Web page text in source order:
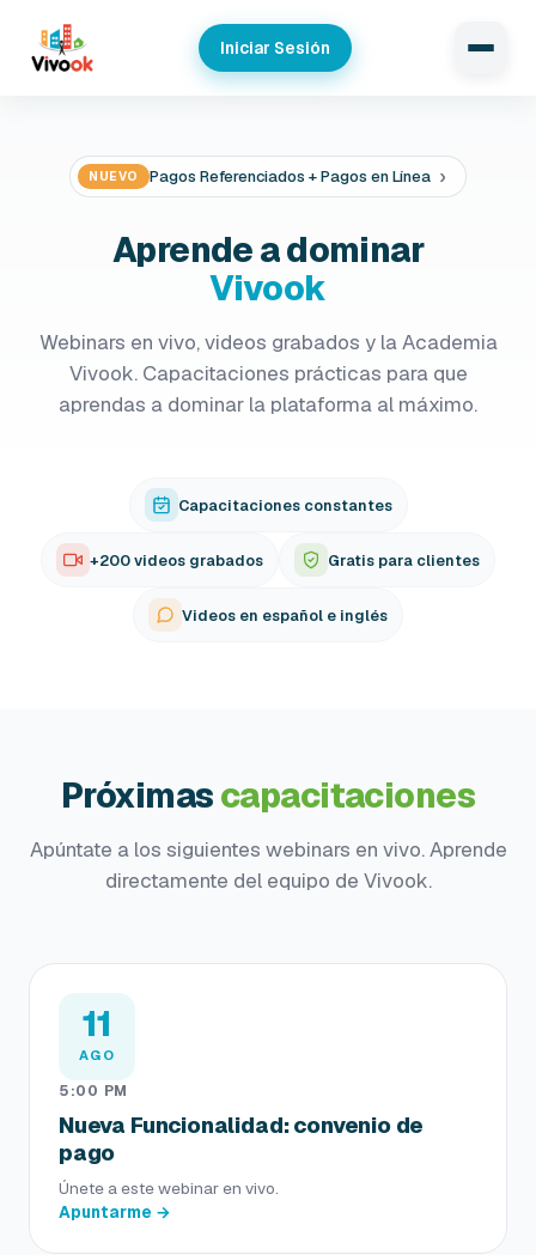
Iniciar Sesión
NUEVO Academia Vivook con 4 niveles
›
Aprende a dominar
Vivook
Webinars en vivo, videos grabados y la Academia
Vivook. Capacitaciones prácticas para que
aprendas a dominar la plataforma al máximo.
Capacitaciones constantes
+200 videos grabados Gratis para clientes
Videos en español e inglés
Próximascapacitaciones
Apúntate a los siguientes webinars en vivo. Aprende
directamente del equipo de Vivook.
11
AGO
5:00 PM
Nueva Funcionalidad: convenio de
pago
Únete a este webinar en vivo.
Apuntarme →